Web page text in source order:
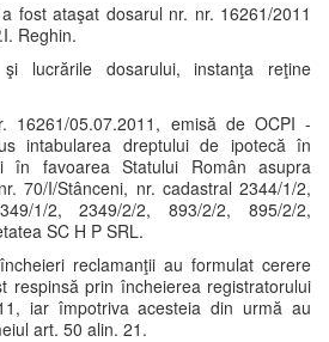
fost ataşat dosarul nr. nr. 16261/2011
Reghin.
lucrările dosarului, instanţa reţine
16261/05.07.2011, emisă de OCPI -
intabularea dreptului de ipotecă în
în favoarea Statului Român asupra
70/I/Stânceni, nr. cadastral 2344/1/2,
1/2, 2349/2/2, 893/2/2, 895/2/2,
SC H P SRL.
reclamanţii au formulat cerere
respinsă prin încheierea registratorului
iar împotriva acesteia din urmă au
art. 50 alin. 21.